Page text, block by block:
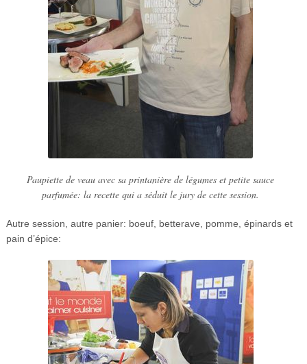
Paupiette de veau avec sa printanière de légumes et petite sauce
parfumée: la recette qui a séduit le jury de cette session.
Autre session, autre panier: boeuf, betterave, pomme, épinards et
pain d’épice: